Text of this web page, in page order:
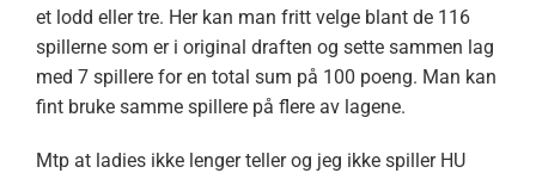
et lodd eller tre. Her kan man fritt velge blant de 116
spillerne som er i original draften og sette sammen lag
med 7 spillere for en total sum på 100 poeng. Man kan
fint bruke samme spillere på flere av lagene.
Mtp at ladies ikke lenger teller og jeg ikke spiller HU